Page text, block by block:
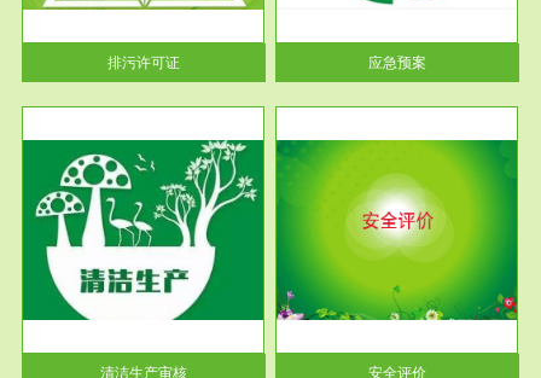
排污许可证
法》第十九条 企业事业单位应
当按照...
应急预案
清洁生产审核
服务范围
安全评价
安全评价安全评价目的是查找、
分析和预测工程、系统、生产经
营活...
安全评价